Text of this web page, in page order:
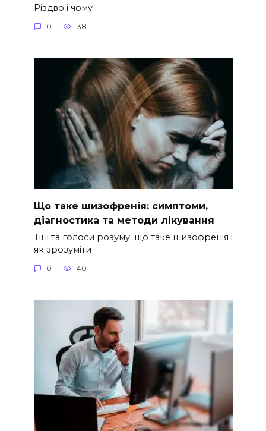
Різдво і чому
0 38
Що таке шизофренія: симптоми,
діагностика та методи лікування
Тіні та голоси розуму: що таке шизофренія і
як зрозуміти
0 40